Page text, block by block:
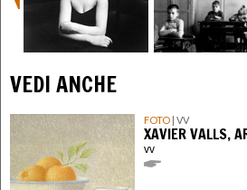
VEDI ANCHE
FOTO | VV
XAVIER VALLS,
vv